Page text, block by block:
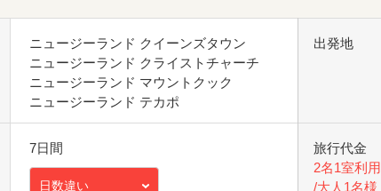
ニュージーランド クイーンズタウン
ニュージーランド クライストチャーチ
ニュージーランド マウントクック
ニュージーランド テカポ
出発地
7日間
日数違い
旅行代金
2名1室利用
/大人1名様